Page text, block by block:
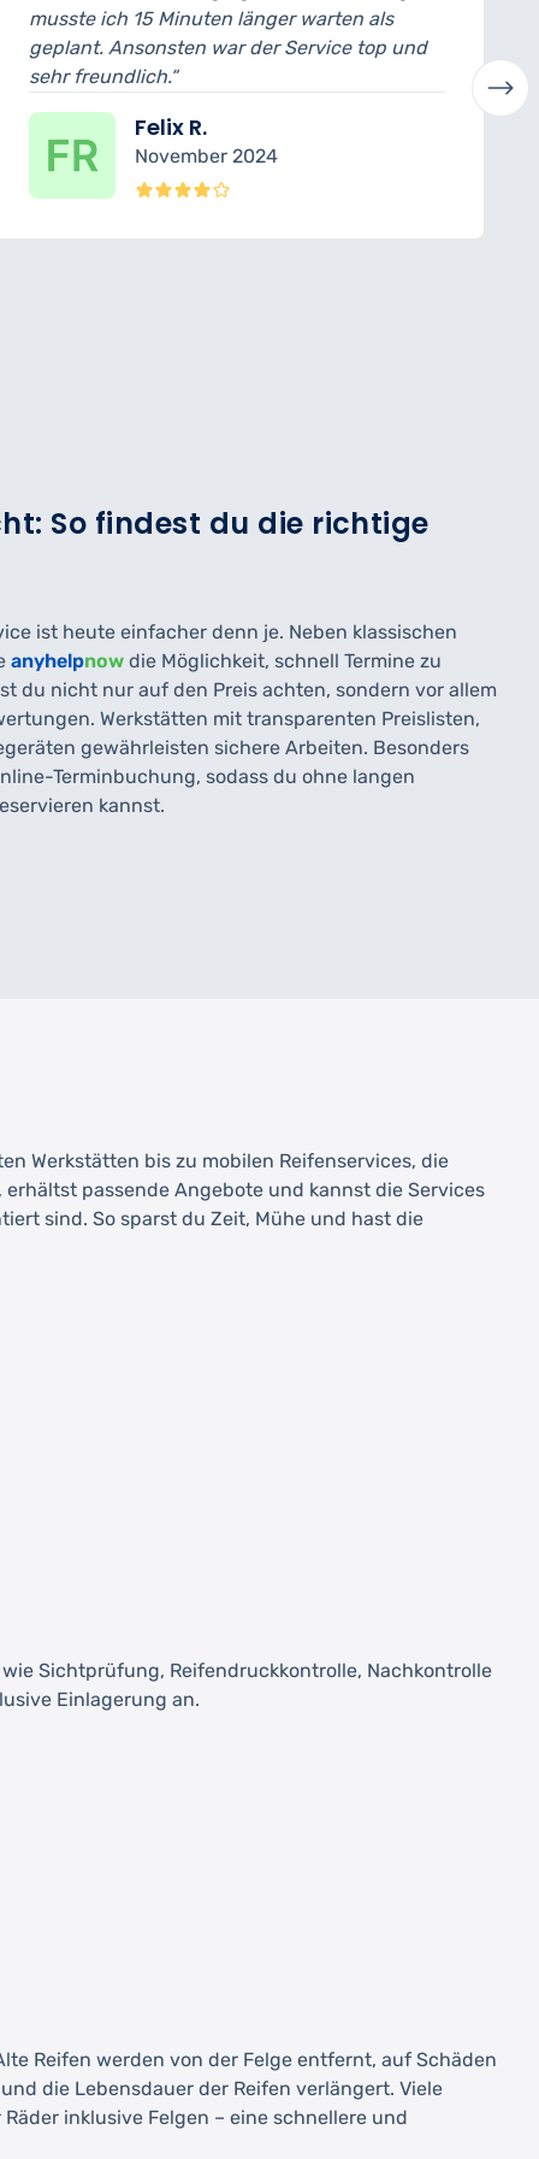
als
top und
ich konnte das Auto noch am
abholen. Der Mechaniker hat
verständlich erklärt. Sehr
So findest du die richtige
ist heute einfacher denn je. Neben klassischen
anyhelpnow die Möglichkeit, schnell Termine zu
du nicht nur auf den Preis achten, sondern vor allem
Werkstätten mit transparenten Preislisten,
gewährleisten sichere Arbeiten. Besonders
Terminbuchung, sodass du ohne langen
kannst.
Werkstätten bis zu mobilen Reifenservices, die
passende Angebote und kannst die Services
sind. So sparst du Zeit, Mühe und hast die
Sichtprüfung, Reifendruckkontrolle, Nachkontrolle
Einlagerung an.
Reifen werden von der Felge entfernt, auf Schäden
die Lebensdauer der Reifen verlängert. Viele
inklusive Felgen – eine schnellere und